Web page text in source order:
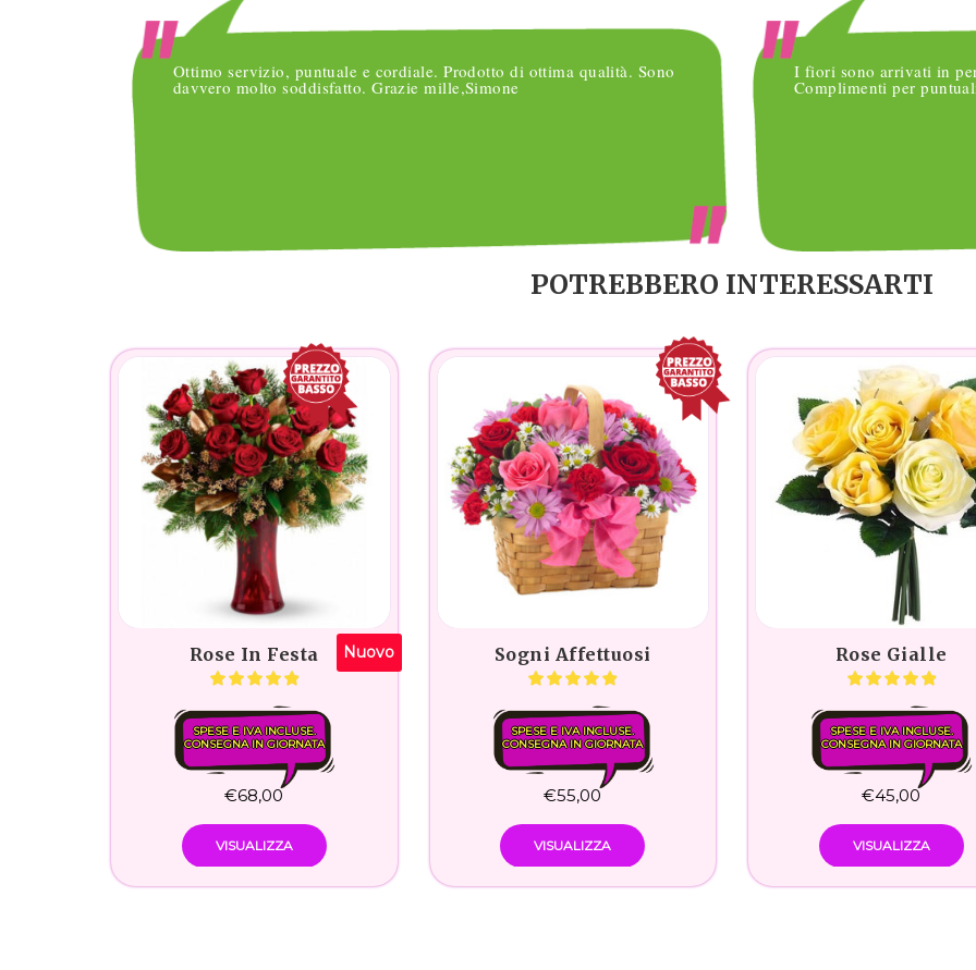
Ottimo servizio, puntuale e cordiale. Prodotto di ottima qualità. Sono
davvero molto soddisfatto. Grazie mille,Simone
I fiori sono arrivati in
Complimenti per
POTREBBERO INTERESSARTI
Rose In Festa
SPESE E IVA INCLUSE.
CONSEGNA IN GIORNATA
Nuovo
€68,00
VISUALIZZA
Sogni Affettuosi
SPESE E IVA INCLUSE.
CONSEGNA IN GIORNATA
€55,00
VISUALIZZA
Rose Gialle
SPESE E IVA INCLUSE.
CONSEGNA IN GIORNATA
€45,00
VISUALIZZA